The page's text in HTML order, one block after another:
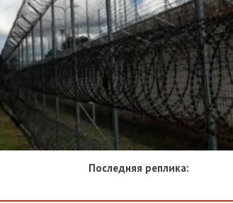
Последняя реплика: